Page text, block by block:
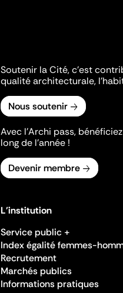
Soutenir la Cité, c'est
qualité architecturale,
Nous soutenir
Avec l’Archi pass,
long de l’année !
Devenir membre
L'institution
Service public +
Index égalité femmes-
Recrutement
Marchés publics
Informations pratiques